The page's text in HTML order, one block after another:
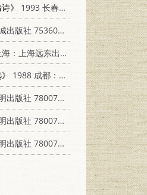
》
1993 长春：北方妇女儿童出版社 7538508430
版社 7536002513
海远东出版社 7806135367
1988 成都：四川大学出版社 7561401213
版社 7800775631
版社 7800774899
版社 7800779653